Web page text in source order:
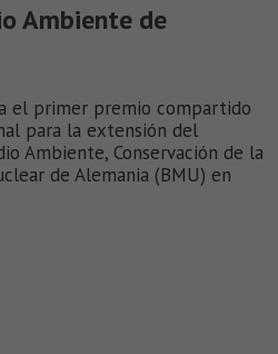
Ambiente de
el primer premio compartido
para la extensión del
Ambiente, Conservación de la
de Alemania (BMU) en